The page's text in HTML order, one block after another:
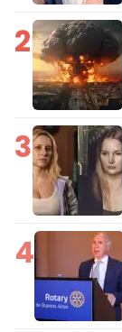
2
3
4